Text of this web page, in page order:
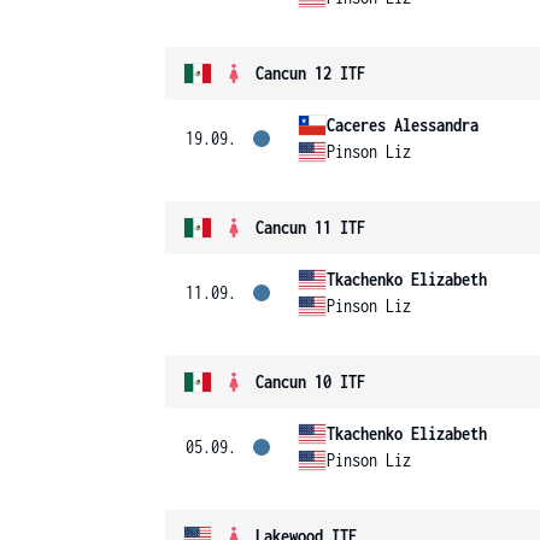
Cancun 12 ITF
19.09.
Caceres Alessandra
Pinson Liz
Cancun 11 ITF
11.09.
Tkachenko Elizabeth
Pinson Liz
Cancun 10 ITF
05.09.
Tkachenko Elizabeth
Pinson Liz
Lakewood ITF